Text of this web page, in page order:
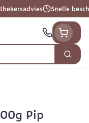
Snelle
Zoek
Pip